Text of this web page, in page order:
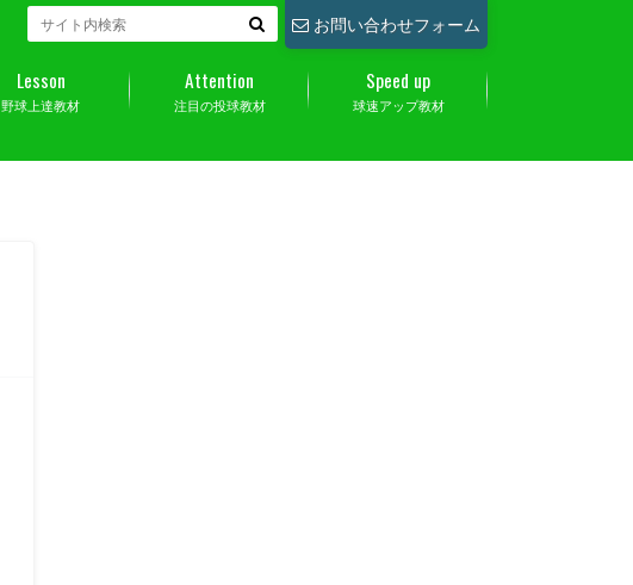
お問い合わせフォーム
野球上達教材
Lesson
注目の投球教材
Attention
球速アップ教材
Speed up